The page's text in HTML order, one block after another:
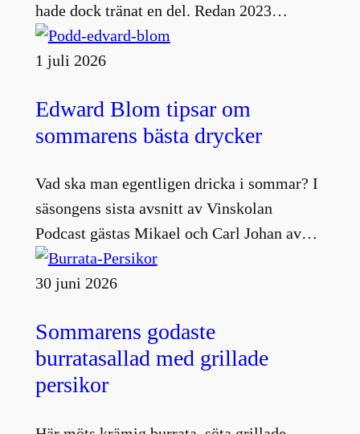
hade dock tränat en del. Redan 2023…
1 juli 2026
Edward Blom tipsar om
sommarens bästa drycker
Vad ska man egentligen dricka i sommar? I
säsongens sista avsnitt av Vinskolan
Podcast gästas Mikael och Carl Johan av…
30 juni 2026
Sommarens godaste
burratasallad med grillade
persikor